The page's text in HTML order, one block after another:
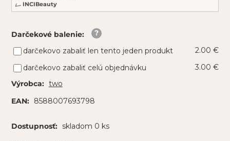
INCIBeauty
Darčekové balenie:
darčekovo zabaliť len tento jeden produkt
2.00 €
darčekovo zabaliť celú objednávku
3.00 €
Výrobca: two
EAN: 8588007693798
Dostupnosť: skladom 0 ks